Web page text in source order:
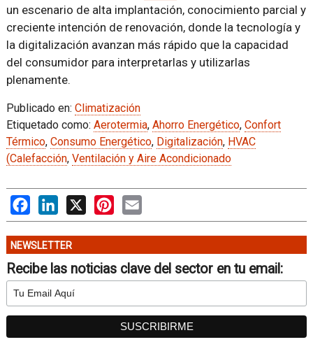
un escenario de alta implantación, conocimiento parcial y
creciente intención de renovación, donde la tecnología y
la digitalización avanzan más rápido que la capacidad
del consumidor para interpretarlas y utilizarlas
plenamente.
Publicado en: Climatización
Etiquetado como: Aerotermia, Ahorro Energético, Confort
Térmico, Consumo Energético, Digitalización, HVAC
(Calefacción, Ventilación y Aire Acondicionado
FacebookLinkedIn
X PinterestEmail
NEWSLETTER
Recibe las noticias clave del sector en tu email: